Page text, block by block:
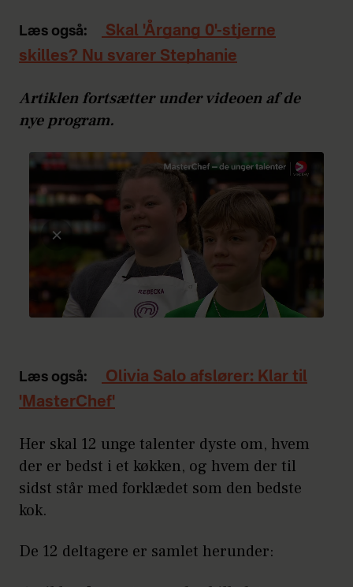
Læs også:
Skal 'Årgang 0'-stjerne
skilles? Nu svarer Stephanie
Artiklen fortsætter under videoen af de
nye program.
Læs også:
Olivia Salo afslører: Klar til
'MasterChef'
Her skal 12 unge talenter dyste om, hvem
der er bedst i et køkken, og hvem der til
sidst står med forklædet som den bedste
kok.
De 12 deltagere er samlet herunder: